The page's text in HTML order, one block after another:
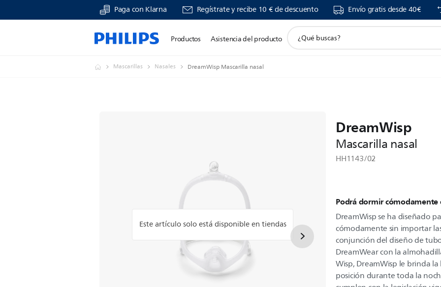
Paga con Klarna Regístrate y recibe 10 € de descuento Envío gratis desde 40€
Productos Asistencia del producto
Mascarillas Nasales DreamWisp Mascarilla nasal
Este artículo solo está disponible en tiendas
DreamWisp
Mascarilla nasal
HH1143/02
Podrá dormir
DreamWisp se ha diseñado
cómodamente sin importar
conjunción del diseño de
DreamWear con la
Wisp, DreamWisp le brinda
posición durante toda la